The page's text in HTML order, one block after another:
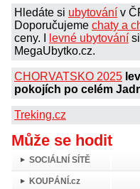
Hledáte si ubytování v
Doporučujeme chaty a
ceny. I
levné ubytování
MegaUbytko.cz.
CHORVATSKO 2025
pokojích po celém
Treking.cz
Může se hodit
SOCIÁLNÍ SÍTĚ
KOUPÁNÍ.cz